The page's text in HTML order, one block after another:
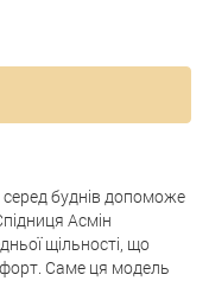
серед буднів допоможе
Асмін
щільності, що
Саме ця модель